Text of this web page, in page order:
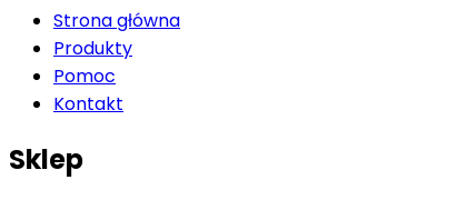
Strona główna
Produkty
Pomoc
Kontakt
Sklep